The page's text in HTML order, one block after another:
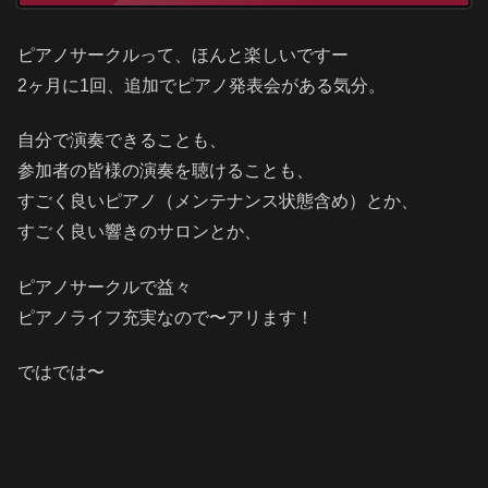
ピアノサークルって、ほんと楽しいですー
2ヶ月に1回、追加でピアノ発表会がある気分。
自分で演奏できることも、
参加者の皆様の演奏を聴けることも、
すごく良いピアノ（メンテナンス状態含め）とか、
すごく良い響きのサロンとか、
ピアノサークルで益々
ピアノライフ充実なので〜アリます！
ではでは〜